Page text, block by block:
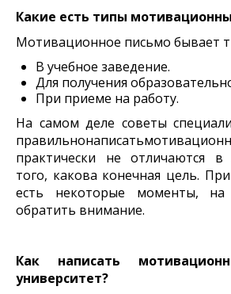
Какие есть типы
Мотивационное письмо бывает
В учебное заведение.
Для получения
При приеме на работу.
На самом деле советы
практически не отличаются в
того, какова конечная цель.
есть некоторые моменты, на
обратить внимание.
Как написать
университет?